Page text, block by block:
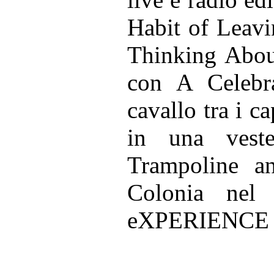
Habit of
Thinking
con A
cavallo tra i
in una
Trampoline
Colonia nel